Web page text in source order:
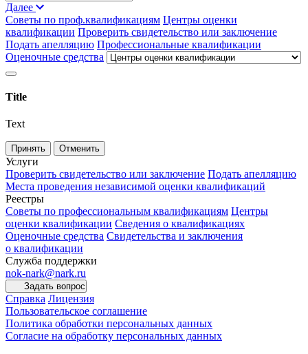
Далее
Советы по проф.квалификациям Центры оценки
квалификации Проверить свидетельство или заключение
Подать апелляцию Профессиональные квалификации
Оценочные средства
Title
Text
Принять Отменить
Услуги
Проверить свидетельство или заключение Подать апелляцию
Места проведения независимой оценки квалификаций
Реестры
Советы по профессиональным квалификациям Центры
оценки квалификации Сведения о квалификациях
Оценочные средства Свидетельства и заключения
о квалификации
Служба поддержки
nok-nark@nark.ru
Задать вопрос
Справка Лицензия
Пользовательское соглашение
Политика обработки персональных данных
Согласие на обработку персональных данных